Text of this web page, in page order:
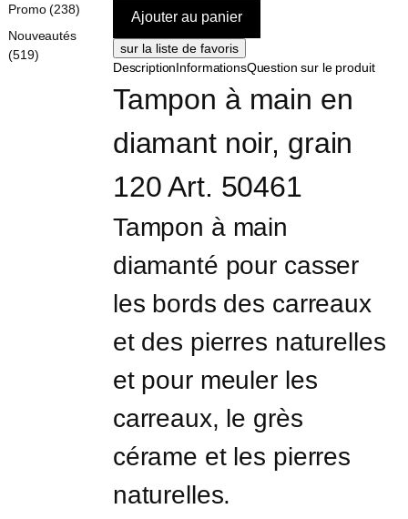
DescriptionInformationsQuestion sur le produit
Tampon à main en
diamant noir, grain
120 Art. 50461
Tampon à main
diamanté pour casser
les bords des carreaux
et des pierres naturelles
et pour meuler les
carreaux, le grès
cérame et les pierres
naturelles.
Promo (238)
Nouveautés
(519)